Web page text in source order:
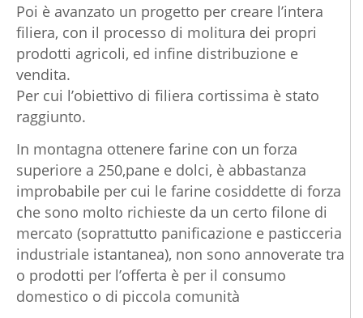
Poi è avanzato un progetto per creare l’intera
filiera, con il processo di molitura dei propri
prodotti agricoli, ed infine distribuzione e
vendita.
Per cui l’obiettivo di filiera cortissima è stato
raggiunto.
In montagna ottenere farine con un forza
superiore a 250,pane e dolci, è abbastanza
improbabile per cui le farine cosiddette di forza
che sono molto richieste da un certo filone di
mercato (soprattutto panificazione e pasticceria
industriale istantanea), non sono annoverate tra
o prodotti per l’offerta è per il consumo
domestico o di piccola comunità